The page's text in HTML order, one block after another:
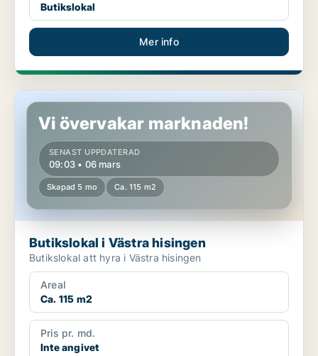
Butikslokal
Mer info
Butikslokal i Västra hisingen
Vi övervakar marknaden!
SENAST UPPDATERAD
09:03 • 06 mars
Skapad 5 mo Ca. 115 m2
Butikslokal i Västra hisingen
Butikslokal att hyra i Västra hisingen
Areal
Ca. 115 m2
Pris pr. md.
Inte angivet